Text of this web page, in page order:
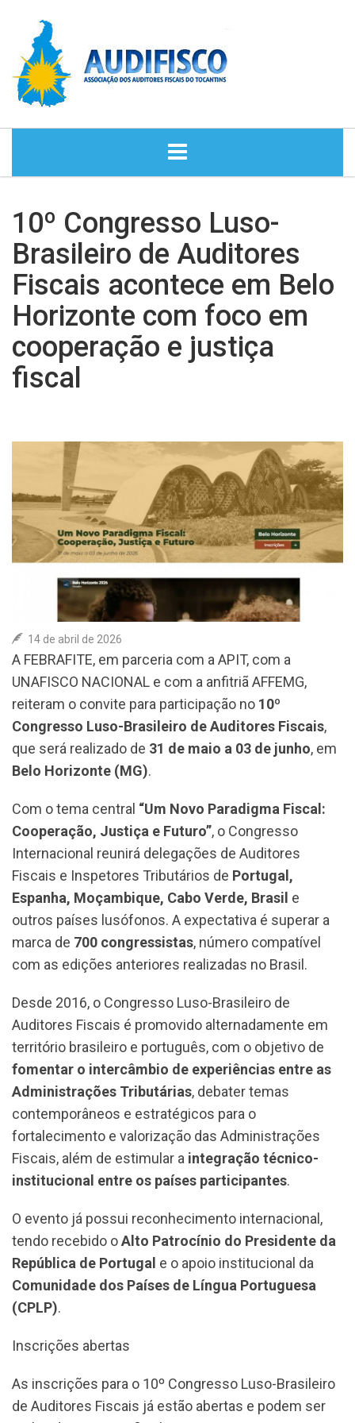
NOTÍCIAS
DIRETORIA
HISTÓRIA
ASSESSORIA JURÍDICA
CONTATO
10º Congresso Luso-
Brasileiro de Auditores
Fiscais acontece em Belo
Horizonte com foco em
cooperação e justiça
fiscal
14 de abril de 2026
A FEBRAFITE, em parceria com a APIT, com a
UNAFISCO NACIONAL e com a anfitriã AFFEMG,
reiteram o convite para participação no 10º
Congresso Luso-Brasileiro de Auditores Fiscais,
que será realizado de 31 de maio a 03 de junho, em
Belo Horizonte (MG).
Com o tema central “Um Novo Paradigma Fiscal:
Cooperação, Justiça e Futuro”, o Congresso
Internacional reunirá delegações de Auditores
Fiscais e Inspetores Tributários de Portugal,
Espanha, Moçambique, Cabo Verde, Brasil e
outros países lusófonos. A expectativa é superar a
marca de 700 congressistas, número compatível
com as edições anteriores realizadas no Brasil.
Desde 2016, o Congresso Luso-Brasileiro de
Auditores Fiscais é promovido alternadamente em
território brasileiro e português, com o objetivo de
fomentar o intercâmbio de experiências entre as
Administrações Tributárias, debater temas
contemporâneos e estratégicos para o
fortalecimento e valorização das Administrações
Fiscais, além de estimular a integração técnico-
institucional entre os países participantes.
O evento já possui reconhecimento internacional,
tendo recebido oAlto Patrocínio do Presidente da
República de Portugal e o apoio institucional da
Comunidade dos Países de Língua Portuguesa
(CPLP).
Inscrições abertas
As inscrições para o 10º Congresso Luso-Brasileiro
de Auditores Fiscais já estão abertas e podem ser